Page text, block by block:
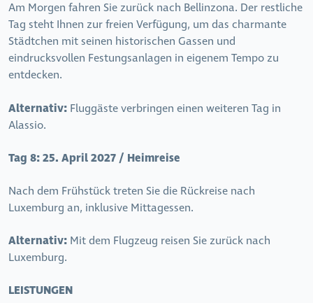
Am Morgen fahren Sie zurück nach Bellinzona. Der restliche
Tag steht Ihnen zur freien Verfügung, um das charmante
Städtchen mit seinen historischen Gassen und
eindrucksvollen Festungsanlagen in eigenem Tempo zu
entdecken.
Alternativ: Fluggäste verbringen einen weiteren Tag in
Alassio.
Tag 8:25. April 2027 / Heimreise
Nach dem Frühstück treten Sie die Rückreise nach
Luxemburg an, inklusive Mittagessen.
Alternativ: Mit dem Flugzeug reisen Sie zurück nach
Luxemburg.
LEISTUNGEN